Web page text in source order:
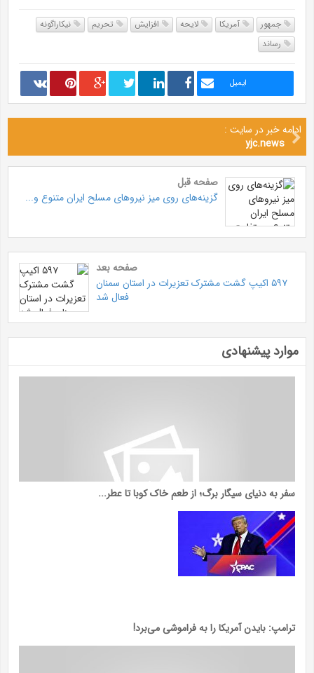
جمهور آمریکا لایحه افزایش تحریم
نیکاراگونه
رساند
ایمیل
ادامه خبر در سایت :
yjc.news
صفحه قبل
گزینه‌های روی میز نیرو‌های مسلح ایران متنوع و...
صفحه بعد
۵۹۷ اکیپ گشت مشترک تعزیرات در استان سمنان
فعال شد
موارد پیشنهادی
سفر به دنیای سیگار برگ؛ از طعم خاک کوبا تا عطر...
ترامپ: بایدن آمریکا را به فراموشی می‌برد!